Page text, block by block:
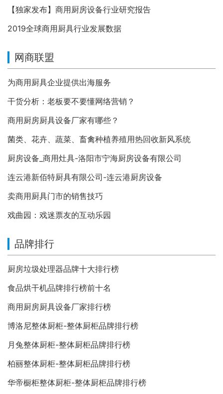
【独家发布】商用厨房设备行业研究报告
2019全球商用厨具行业发展数据
网商联盟
为商用厨具企业提供出海服务
干货分析：老板要不要懂网络营销？
商用厨房厨具设备厂家有哪些？
菌类、花卉、蔬菜、畜禽种植养殖用热回收新风系统
厨房设备_商用灶具-洛阳市宁海厨房设备有限公司
连云港新佰特厨具有限公司-连云港厨房设备
卖商用厨具门市的销售技巧
戏曲园：戏迷票友的互动乐园
品牌排行
厨房垃圾处理器品牌十大排行榜
食品烘干机品牌排行榜前十名
商用厨房厨具设备厂家排行榜
博洛尼整体厨柜-整体厨柜品牌排行榜
月兔整体厨柜-整体厨柜品牌排行榜
柏丽整体厨柜-整体厨柜品牌排行榜
华帝橱柜整体厨柜-整体厨柜品牌排行榜